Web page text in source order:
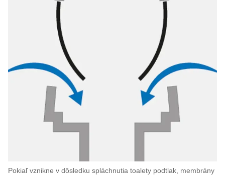
Pokiaľ vznikne v dôsledku spláchnutia toalety podtlak, membrány